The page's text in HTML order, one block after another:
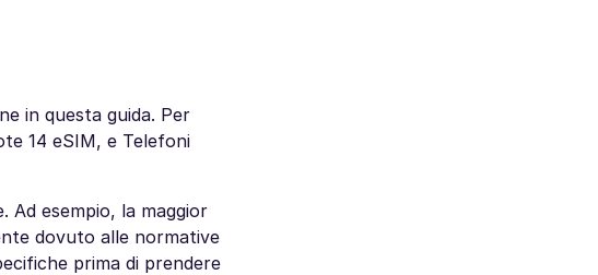
in questa guida. Per
14 eSIM, e Telefoni
Ad esempio, la maggior
dovuto alle normative
prima di prendere